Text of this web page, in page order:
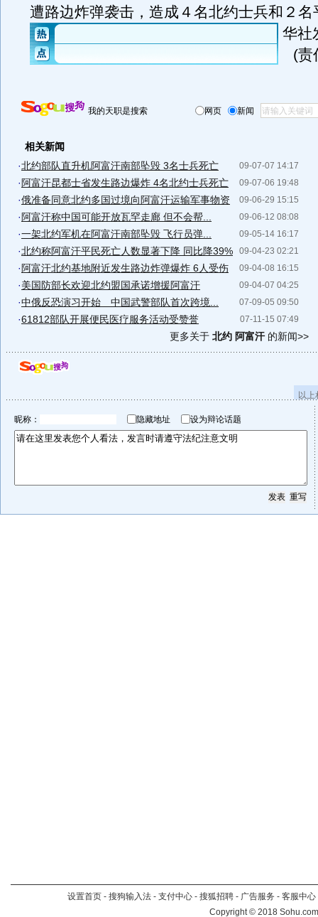
遭路边炸弹袭击，造成４名北约士兵和２名
华社
(责
我的天职是搜索 网页 新闻
相关新闻
09-07-07 14:17
·北约部队直升机阿富汗南部坠毁 3名士兵死亡
09-07-06 19:48
· 阿富汗昆都士省发生路边爆炸 4名北约士兵死亡
09-06-29 15:15
·俄准备同意北约多国过境向阿富汗运输军事物资
09-06-12 08:08
· 阿富汗称中国可能开放瓦罕走廊 但不会帮...
09-05-14 16:17
·一架北约军机在阿富汗南部坠毁 飞行员弹...
09-04-23 02:21
·北约称阿富汗平民死亡人数显著下降 同比降39%
09-04-08 16:15
· 阿富汗北约基地附近发生路边炸弹爆炸 6人受伤
09-04-07 04:25
·美国防部长欢迎北约盟国承诺增援阿富汗
07-09-05 09:50
·中俄反恐演习开始 中国武警部队首次跨境...
07-11-15 07:49
·61812部队开展便民医疗服务活动受赞誉
更多关于 北约 阿富汗的新闻>>
以
昵称： 隐藏地址 设为辩论话题
设置首页 - 搜狗输入法 - 支付中心 - 搜狐招聘 - 广告服务 - 客服中心
Copyright©2018